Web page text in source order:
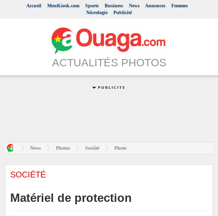
Accueil MonKiosk.com Sports Business News Annonces
Femmes
Nécrologie
Publicité
ACTUALITÉS PHOTOS
News Photos Société Photo
SOCIÉTÉ
Matériel de protection